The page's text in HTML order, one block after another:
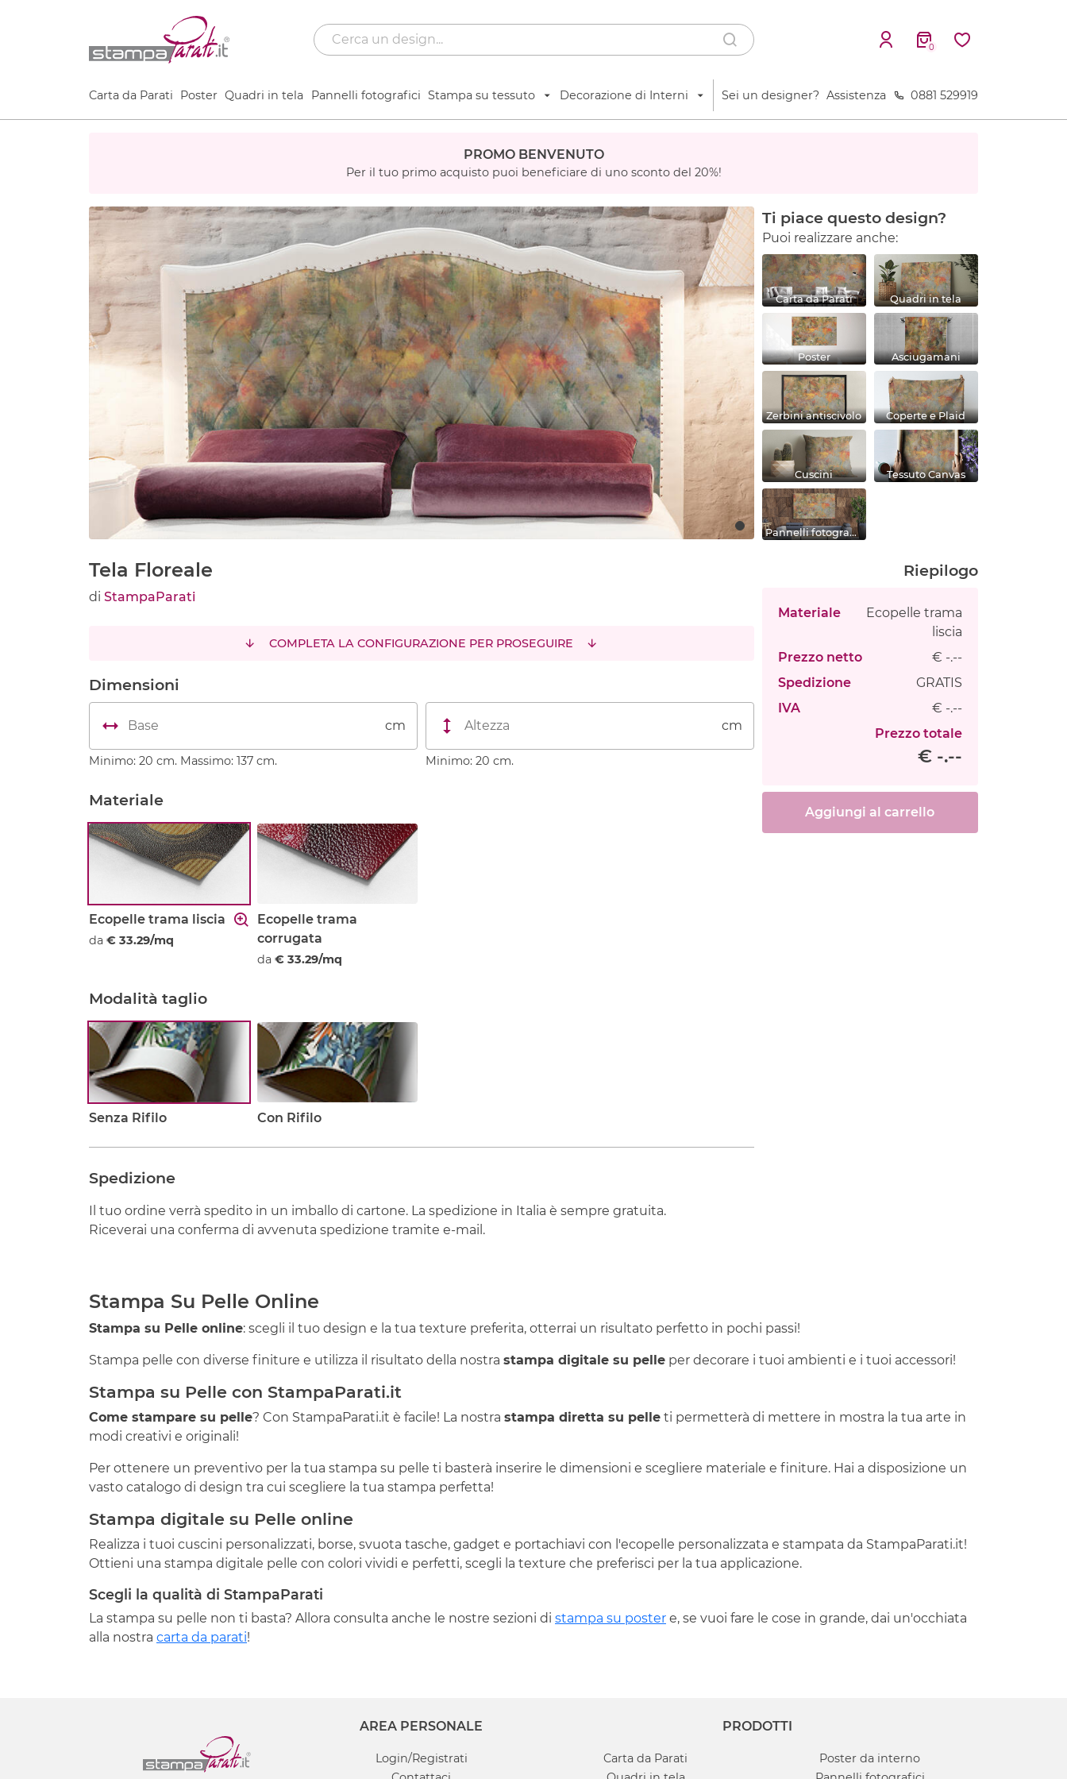
0
Carta da Parati Poster Quadri in tela Pannelli fotografici Stampa su tessuto Decorazione di Interni Sei un designer? Assistenza 0881 529919
PROMO BENVENUTO
Per il tuo primo acquisto puoi beneficiare di uno sconto del 20%!
Ti piace questo design?
Puoi realizzare anche:
Carta da Parati Quadri in tela
Poster Asciugamani
Zerbini antiscivolo Coperte e Plaid
Cuscini Tessuto Canvas
Pannelli fotografici
Tela Floreale
di StampaParati
COMPLETA LA CONFIGURAZIONE PER PROSEGUIRE
Dimensioni
cm
Minimo: 20 cm. Massimo: 137 cm.
cm
Minimo: 20 cm.
Materiale
Ecopelle trama liscia
da € 33.29/mq
Ecopelle trama
corrugata
da € 33.29/mq
Modalità taglio
Senza Rifilo Con Rifilo
Spedizione
Il tuo ordine verrà spedito in un imballo di cartone. La spedizione in Italia è sempre gratuita.
Riceverai una conferma di avvenuta spedizione tramite e-mail.
Riepilogo
Materiale
Ecopelle trama
liscia
Prezzo netto
€ -.--
Spedizione
GRATIS
IVA
€ -.--
Prezzo totale
€ -.--
Aggiungi al carrello
Stampa Su Pelle Online
Stampa su Pelle online: scegli il tuo design e la tua texture preferita, otterrai un risultato perfetto in pochi passi!
Stampa pelle con diverse finiture e utilizza il risultato della nostra stampa digitale su pelle per decorare i tuoi ambienti e i tuoi accessori!
Stampa su Pelle con StampaParati.it
Come stampare su pelle? Con StampaParati.it è facile! La nostra stampa diretta su pelle ti permetterà di mettere in mostra la tua arte in
modi creativi e originali!
Per ottenere un preventivo per la tua stampa su pelle ti basterà inserire le dimensioni e scegliere materiale e finiture. Hai a disposizione un
vasto catalogo di design tra cui scegliere la tua stampa perfetta!
Stampa digitale su Pelle online
Realizza i tuoi cuscini personalizzati, borse, svuota tasche, gadget e portachiavi con l'ecopelle personalizzata e stampata da StampaParati.it!
Ottieni una stampa digitale pelle con colori vividi e perfetti, scegli la texture che preferisci per la tua applicazione.
Scegli la qualità di StampaParati
La stampa su pelle non ti basta? Allora consulta anche le nostre sezioni di stampa su poster e, se vuoi fare le cose in grande, dai un'occhiata
alla nostra carta da parati!
AREA PERSONALE
Login/Registrati
PRODOTTI
Carta da Parati
Poster da interno